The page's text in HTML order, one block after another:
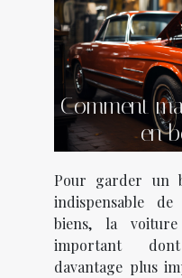
Comment
en
Pour garder un
indispensable
biens, la
important
davantage plus